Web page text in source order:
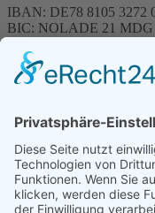
IBAN: DE78 8105 3272
BIC: NOLADE 21 MDG
Spenden können
Förderung
© 1987 – 2025